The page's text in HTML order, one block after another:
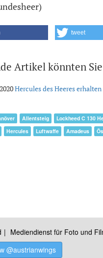
tweet
Artikel könnten
Hercules des Heeres
Allentsteig Lockheed C 130
Hercules Luftwaffe Amadeus
Mediendienst für Foto und
@austrianwings